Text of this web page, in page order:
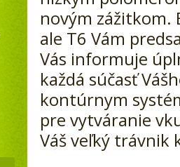
novým zážitkom.
ale T6 Vám
Vás informuje
každá súčasť
kontúrnym
pre vytváranie
Váš veľký trávnik